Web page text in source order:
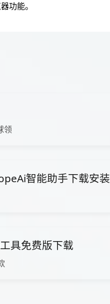
功能。
领
智能助手下载安装
具免费版下载